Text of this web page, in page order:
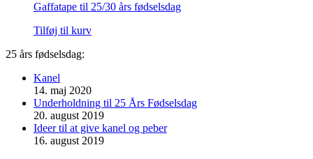
Gaffatape til 25/30 års fødselsdag
Tilføj til kurv
25 års fødselsdag:
Kanel
14. maj 2020
Underholdning til 25 Års Fødselsdag
20. august 2019
Ideer til at give kanel og peber
16. august 2019